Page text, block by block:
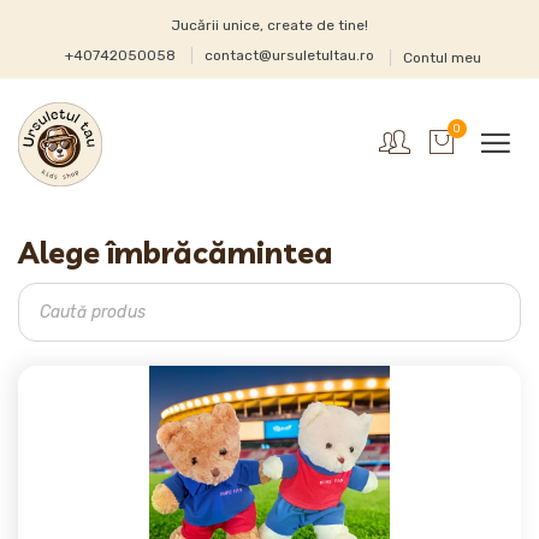
Jucării unice, create de tine!
+40742050058
contact@ursuletultau.ro Contul meu
0
Alege îmbrăcămintea